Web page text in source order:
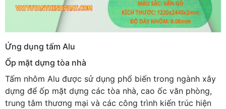
Ứng dụng tấm Alu
Ốp mặt dựng tòa nhà
Tấm nhôm Alu được sử dụng phổ biến trong ngành xây
dựng để ốp mặt dựng các tòa nhà, cao ốc văn phòng,
trung tâm thương mại và các công trình kiến trúc hiện